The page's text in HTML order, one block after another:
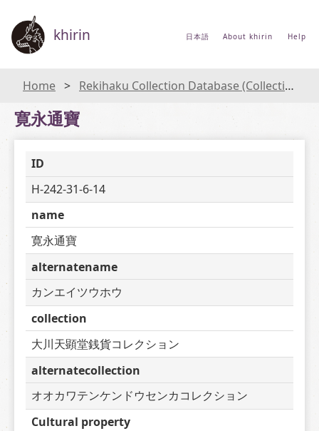
khirin 日本語 About khirin Help
Home Rekihaku Collection Database (Collections Database of the National Museum of Japanese History)
寛永通寶
ID
H-242-31-6-14
name
寛永通寶
alternatename
カンエイツウホウ
collection
大川天顕堂銭貨コレクション
alternatecollection
オオカワテンケンドウセンカコレクション
Cultural property